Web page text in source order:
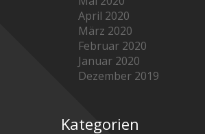
April 2020
März 2020
Februar 2020
Januar 2020
Dezember 2019
Kategorien